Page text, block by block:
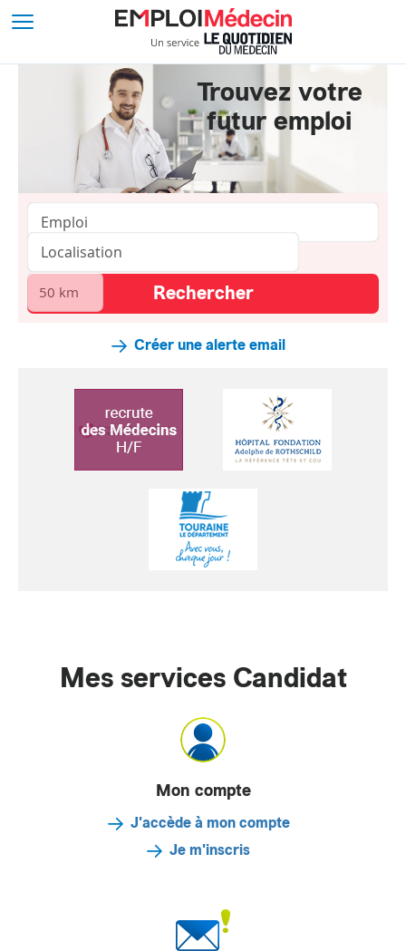
Trouvez votre
futur emploi
Créer une alerte email
Mes services Candidat
Mon compte
J'accède à mon compte
Je m'inscris